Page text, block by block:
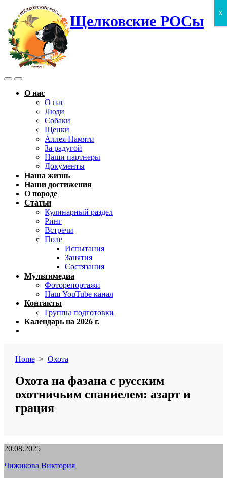
Щелковские РОСы
Search
Toggle
Menu
О нас
О нас
Люди
Собаки
Щенки
Аллея Памяти
За радугой
Наши партнеры
Документы
Наша жизнь
Наши достижения
О породе
Статьи
Кулинарный раздел
Ринг
Встречи
Поле
Испытания
Занятия
Состязания
Мультимедиа
Фоторепортажи
Наш YouTube канал
Контакты
Группы подготовки
Календарь на 2026 г.
Home> Охота
Охота на фазана с русским
охотничьим спаниелем: азарт и
грация
Published
20.08.2025
Author
Чижикова Виктория
X